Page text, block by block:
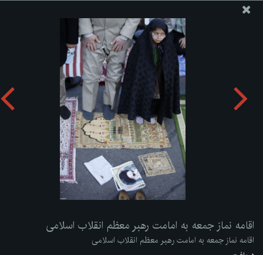
پایگاه اطلاع رسانی دفتر مقام معظم رهبری
ارسال نامه
وجوهات
اقامه نماز جمعه به امامت رهبر معظم انقلاب اسلامی
دریافت آلبوم: zip
اقامه نماز جمعه به امامت رهبر معظم انقلاب اسلامی
اقامه نماز جمعه به امامت رهبر معظم انقلاب اسلامی